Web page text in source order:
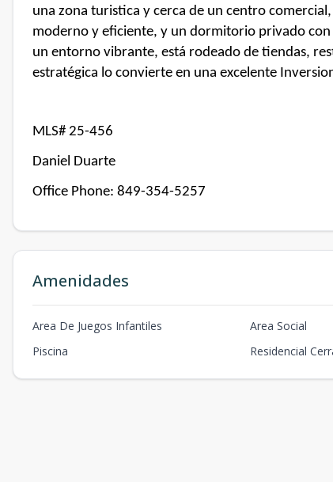
una zona turistica y cerca de un centro
moderno y eficiente, y un dormitorio privado
un entorno vibrante, está rodeado de tiendas,
estratégica lo convierte en una excelente
MLS# 25-456
Daniel Duarte
Office Phone: 849-354-5257
Amenidades
Area De Juegos Infantiles Area Social
Piscina
Residencial